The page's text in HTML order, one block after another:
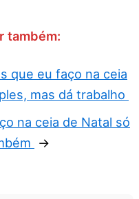
também:
que eu faço na ceia
mas dá trabalho
na ceia de Natal só
→